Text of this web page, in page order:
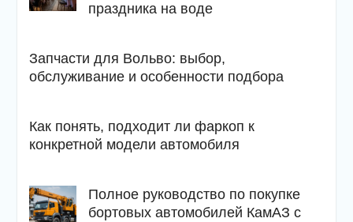
праздника на воде
Запчасти для Вольво: выбор,
обслуживание и особенности подбора
Как понять, подходит ли фаркоп к
конкретной модели автомобиля
Полное руководство по покупке
бортовых автомобилей КамАЗ с